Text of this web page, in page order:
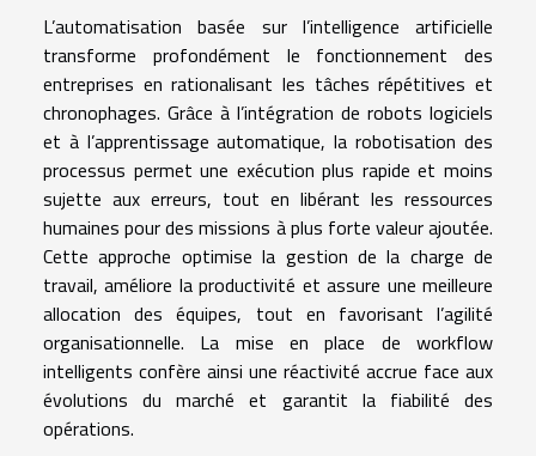
L’automatisation basée sur l’intelligence artificielle
transforme profondément le fonctionnement des
entreprises en rationalisant les tâches répétitives et
chronophages. Grâce à l’intégration de robots logiciels
et à l’apprentissage automatique, la robotisation des
processus permet une exécution plus rapide et moins
sujette aux erreurs, tout en libérant les ressources
humaines pour des missions à plus forte valeur ajoutée.
Cette approche optimise la gestion de la charge de
travail, améliore la productivité et assure une meilleure
allocation des équipes, tout en favorisant l’agilité
organisationnelle. La mise en place de workflow
intelligents confère ainsi une réactivité accrue face aux
évolutions du marché et garantit la fiabilité des
opérations.